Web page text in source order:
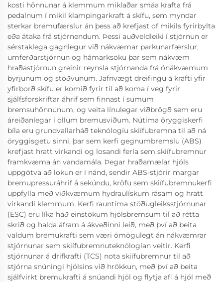
kosti hönnunar á klemmum miklaðar smáa krafta frá
pedalnum í mikil klampingarkraft á skífu, sem myndar
sterkar bremufærslur án þess að krefjast of mikils fyrirbylta
eða átaka frá stjórnendum. Þessi auðveldleiki í stjórnun er
sérstaklega gagnlegur við nákvæmar parkunarfærslur,
umferðarstjórnun og hámarksöku þar sem nákvæm
hraðastjórnun greinir reynsla stjórnanda frá ónákvæmum
byrjunum og stöðvunum. Jafnvægt dreifingu á krafti yfir
yfirborð skífu er komið fyrir til að koma í veg fyrir
sjálfsforskriftar áhrif sem finnast í sumum
bremsuhönnunum, og veita línulegar viðbrögð sem eru
áreiðanlegar í öllum bremusviðum. Nútíma öryggiskerfi
bíla eru grundvallarháð teknólogíu skiífubremna til að ná
öryggisgetu sinni, þar sem kerfi gegnumbremslu (ABS)
krefjast hratt virkandi og losandi ferla sem skiífubremnur
framkvæma án vandamála. Þegar hraðamælar hjóls
uppgötva að lokun er í nánd, sendir ABS-stjórir margar
bremupressuráhrif á sekúndu, kröfu sem skiífubremnukerfi
uppfylla með viðkvæmum hydraulískum rásam og hratt
virkandi klemmum. Kerfi rauntíma stöðugleiksstjórnunar
(ESC) eru líka háð einstökum hjólsbremsum til að rétta
skrið og halda áfram á ákveðinni leið, með því að beita
valdum bremukrafti sem væri ómögulegt án nákvæmrar
stjórnunar sem skiífubremnuteknólogían veitir. Kerfi
stjórnunar á drifkrafti (TCS) nota skiífubremnur til að
stjórna snúningi hjólsins við hrökkun, með því að beita
sjálfvirkt bremukrafti á snúandi hjól og flytja afl á hjól með